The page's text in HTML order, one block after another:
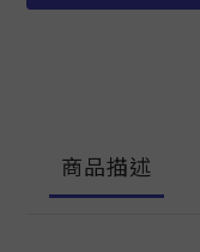
商品描述